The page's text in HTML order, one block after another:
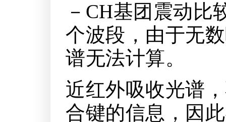
－CH基团震动比
个波段，由于无
谱无法计算。
近红外吸收光谱
合键的信息，因